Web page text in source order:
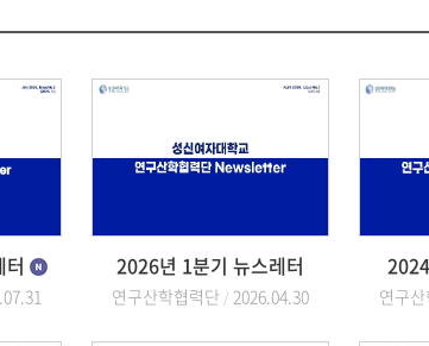
2026년 1분기 뉴스레터
연구산학협력단 2026.04.30 연구